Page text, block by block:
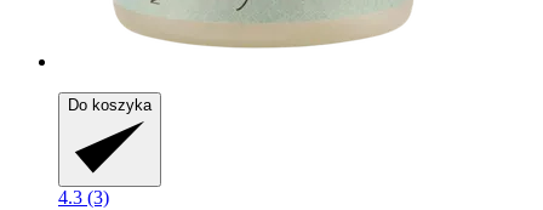
Do koszyka
4.3 (3)